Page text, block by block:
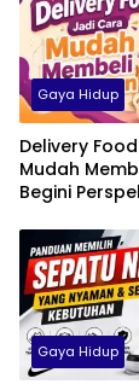
Gaya Hidup
Delivery
Mudah
Begini
Gaya Hidup